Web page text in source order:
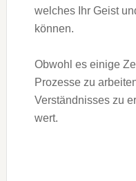
welches Ihr Geist
können.
Obwohl es einige
Prozesse zu
Verständnisses zu
wert.